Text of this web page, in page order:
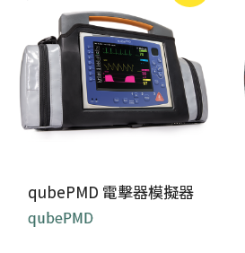
qubePMD 電擊器模擬器
qubePMD